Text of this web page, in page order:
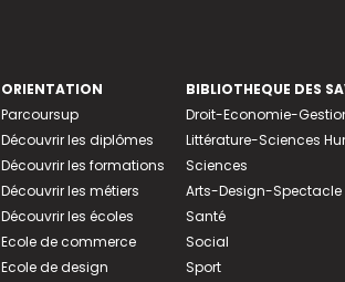
ORIENTATION
Parcoursup
Découvrir les diplômes
Découvrir les formations
Découvrir les métiers
Découvrir les écoles
Ecole de commerce
Ecole de design
BIBLIOTHEQUE DES
Droit-Economie-
Littérature-Sciences
Sciences
Arts-Design-Spectacle
Santé
Social
Sport